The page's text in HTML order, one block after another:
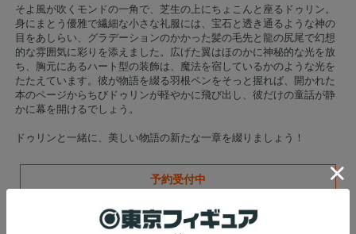
そよ風が吹くモンドの一角で、芝生の上にちょこんと座るドゥリン。
身にまとう優雅で繊細な小さな礼服には、宝石と透き通るような神の
目をあしらい、グラデーションのかかった髪の毛先と龍の尻尾で幻想
的な雰囲気に彩りを添えました。広げた翼はほのかに神秘的な光を放
ち、胸元にあるハート型の装飾は、魔法を宿しているかのような光を
たたえています。彼が物語を綴る羽根ペンをそっと握れば、開かれた
本のページからちびドゥリンが軽やかに飛び出し、彼だけの童話が静
かに幕を開けるでしょう。
ドゥリンと一緒に、美しい物語の新たな一章を綴りましょう！
予約受付中
2026/06/12 00:00
予約終了
2026/08/15 23:59